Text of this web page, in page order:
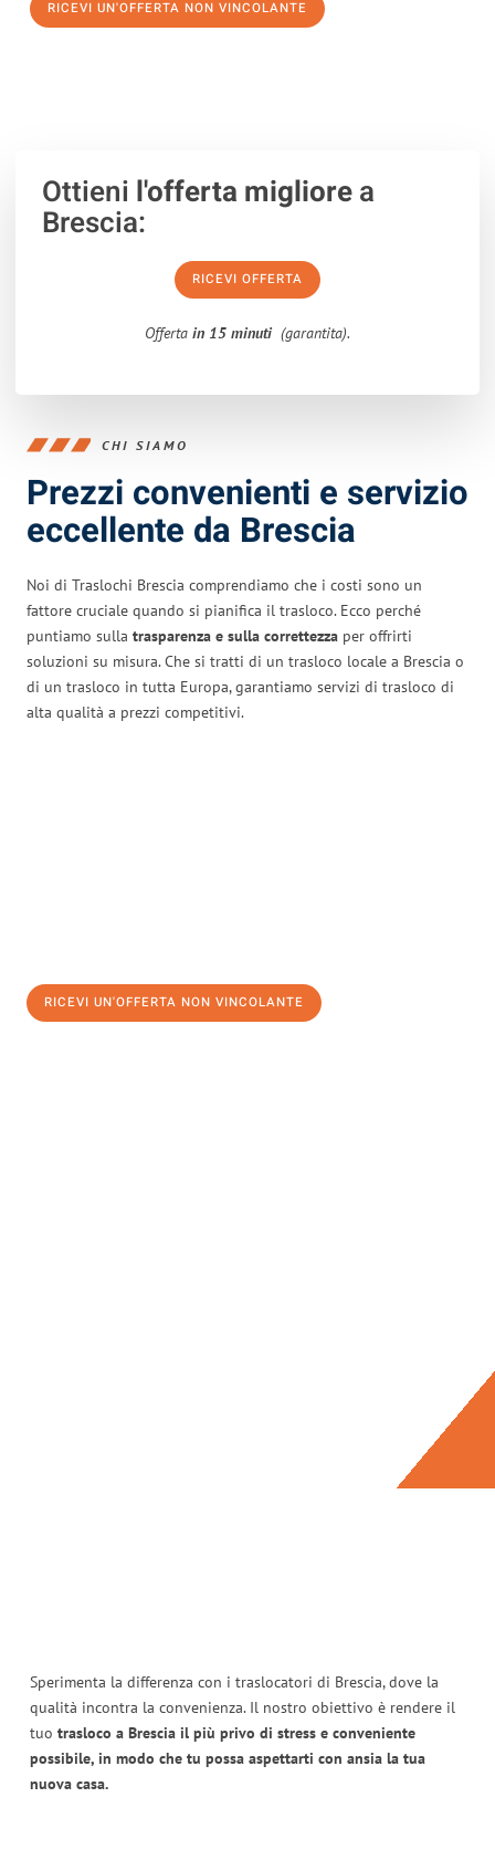
RICEVI UN'OFFERTA NON VINCOLANTE
Ottieni l'offerta migliorea
Brescia:
RICEVI OFFERTA
Offerta in 15 minuti (garantita).
CHI SIAMO
Prezzi convenienti e servizio
eccellente da Brescia
Noi di Traslochi Brescia comprendiamo che i costi sono un
fattore cruciale quando si pianifica il trasloco. Ecco perché
puntiamo sulla trasparenza e sulla correttezza per offrirti
soluzioni su misura. Che si tratti di un trasloco locale a Brescia o
di un trasloco in tutta Europa, garantiamo servizi di trasloco di
alta qualità a prezzi competitivi.
RICEVI UN'OFFERTA NON VINCOLANTE
Sperimenta la differenza con i traslocatori di Brescia, dove la
qualità incontra la convenienza. Il nostro obiettivo è rendere il
tuo trasloco a Brescia il più privo di stress e conveniente
possibile, in modo che tu possa aspettarti con ansia la tua
nuova casa.